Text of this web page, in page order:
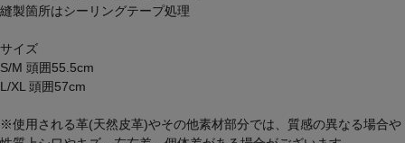
縫製箇所はシーリングテープ処理
サイズ
S/M 頭囲55.5cm
L/XL 頭囲57cm
※使用される革(天然皮革)やその他素材部分では、質感の異なる場合や